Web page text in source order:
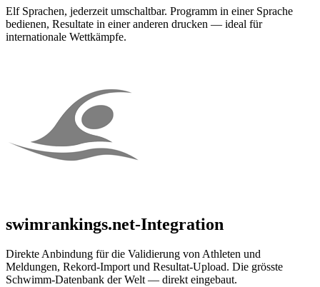
Elf Sprachen, jederzeit umschaltbar. Programm in einer Sprache
bedienen, Resultate in einer anderen drucken — ideal für
internationale Wettkämpfe.
swimrankings.net-Integration
Direkte Anbindung für die Validierung von Athleten und
Meldungen, Rekord-Import und Resultat-Upload. Die grösste
Schwimm-Datenbank der Welt — direkt eingebaut.